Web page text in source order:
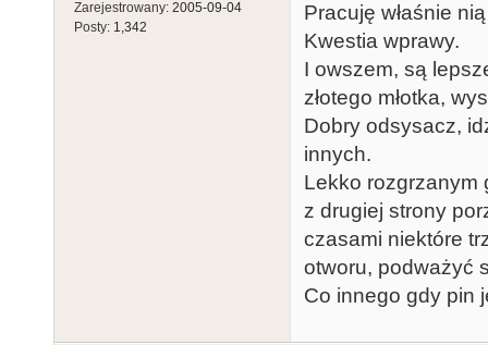
Zarejestrowany: 2005-09-04
Posty: 1,342
Pracuję właśnie
Kwestia wprawy.
I owszem, są
złotego młotka,
Dobry odsysacz,
innych.
Lekko rozgrzanym
z drugiej strony
czasami niektóre
otworu, podważyć
Co innego gdy pin